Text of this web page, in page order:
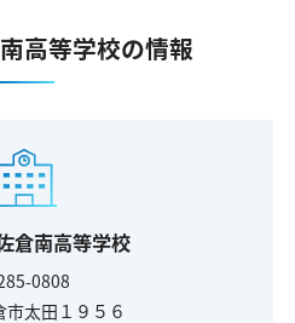
高等学校の情報
倉南高等学校
0808
市太田１９５６